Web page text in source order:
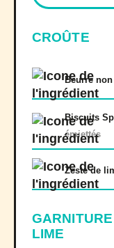
CROÛTE
Beurre
Biscuits
émiettés
Zeste de
LIME